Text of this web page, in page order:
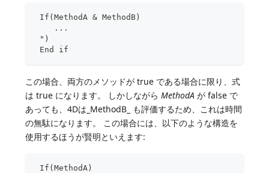
If(MethodA & MethodB)
    ...
")
End if
この場合、両方のメソッドが true である場合に限り、式
は true になります。 しかしながらMethodA が false で
あっても、4Dは_MethodB_ も評価するため、これは時間
の無駄になります。 この場合には、以下のような構造を
使用するほうが賢明といえます:
If(MethodA)